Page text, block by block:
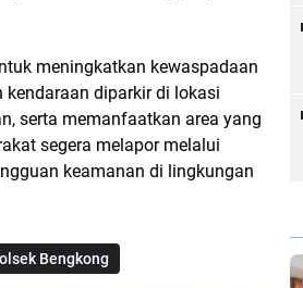
meningkatkan kewaspadaan
diparkir di lokasi
serta memanfaatkan area yang
segera melapor melalui
keamanan di lingkungan
Bengkong